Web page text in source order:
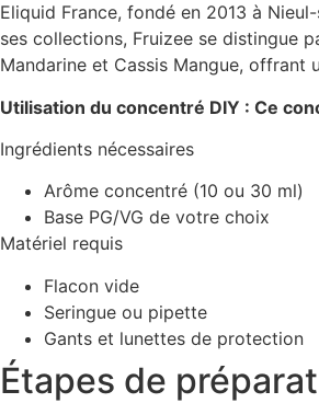
Eliquid France, fondé en 2013 à
ses collections, Fruizee se distingue
Mandarine et Cassis Mangue, offrant
Utilisation du concentré DIY : Ce
Ingrédients nécessaires
Arôme concentré (10 ou 30 ml)
Base PG/VG de votre choix
Matériel requis
Flacon vide
Seringue ou pipette
Gants et lunettes de protection
Étapes de